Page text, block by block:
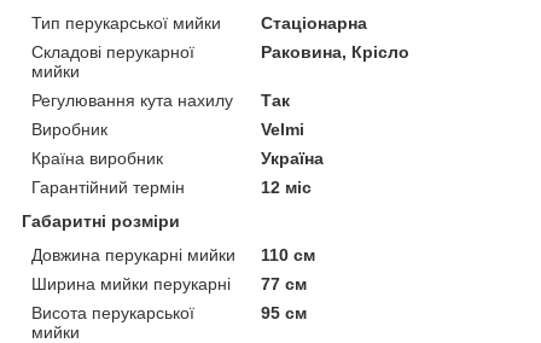
Тип перукарської мийки
Стаціонарна
Складові перукарної
мийки
Раковина, Крісло
Регулювання кута нахилу
Так
Виробник
Velmi
Країна виробник
Україна
Гарантійний термін
12 міс
Габаритні розміри
Довжина перукарні мийки
110 см
Ширина мийки перукарні
77 см
Висота перукарської
мийки
95 см